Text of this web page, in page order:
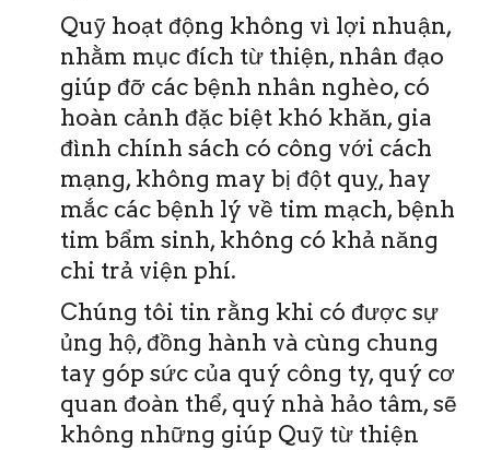
Quỹ hoạt động không vì lợi nhuận,
nhằm mục đích từ thiện, nhân đạo
giúp đỡ các bệnh nhân nghèo, có
hoàn cảnh đặc biệt khó khăn, gia
đình chính sách có công với cách
mạng, không may bị đột quỵ, hay
mắc các bệnh lý về tim mạch, bệnh
tim bẩm sinh, không có khả năng
chi trả viện phí.
Chúng tôi tin rằng khi có được sự
ủng hộ, đồng hành và cùng chung
tay góp sức của quý công ty, quý cơ
quan đoàn thể, quý nhà hảo tâm, sẽ
không những giúp Quỹ từ thiện